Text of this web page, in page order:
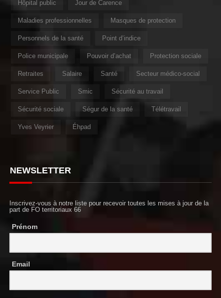
Hôpital public Jour de Carence
Maladies professionnelles Masques de protection
Personnels de la santé Point d’indice
Police municipale Pouvoir d’achat Protection sociale
Retraites Salaire Santé Secteur médico-social
Service Public Smic Sécurité au travail
Sécurité sociale Ségur de la santé Télétravail
Yves Veyrier Éhpad
NEWSLETTER
Inscrivez-vous à notre liste pour recevoir toutes les mises à jour de la
part de FO territoriaux 66
Prénom
Email